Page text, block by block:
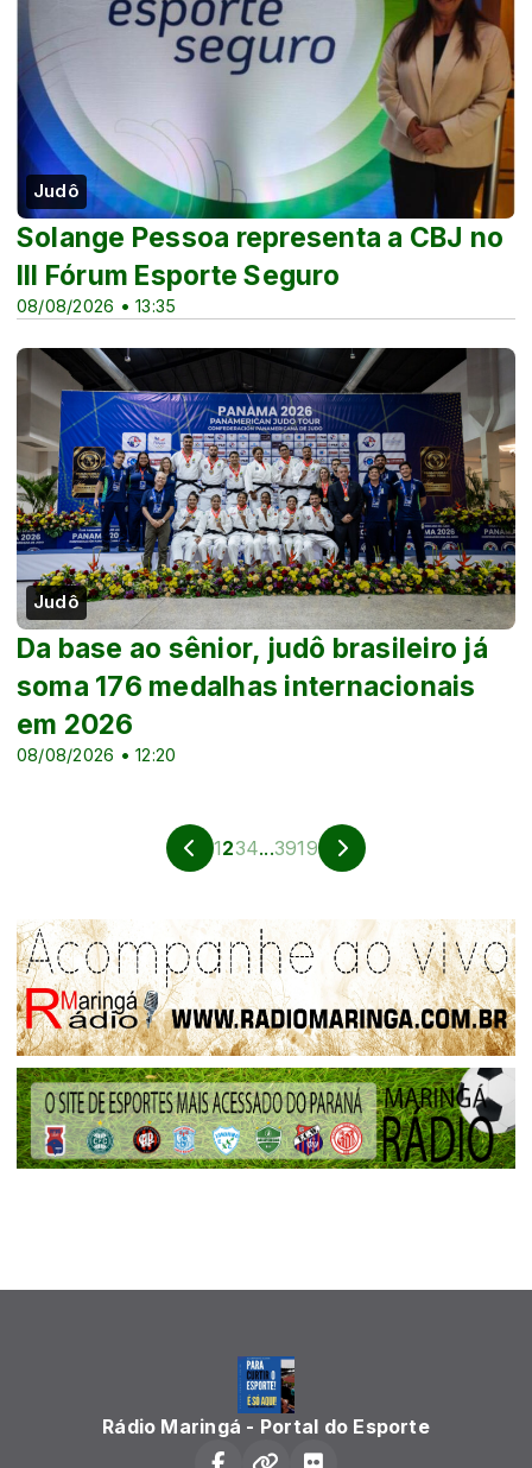
Judô
08/08/2026 • 13:35
Solange Pessoa representa a CBJ no
III Fórum Esporte Seguro
Judô
08/08/2026 • 12:20
Da base ao sênior, judô brasileiro já
soma 176 medalhas internacionais
em 2026
1234...3919
Rádio Maringá - Portal do Esporte